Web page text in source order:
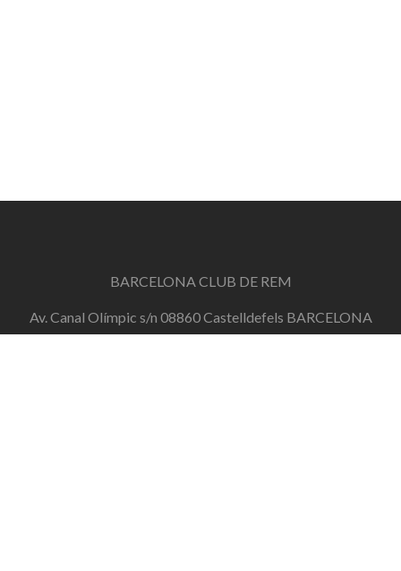
BARCELONA CLUB DE REM
Av. Canal Olímpic s/n 08860 Castelldefels BARCELONA